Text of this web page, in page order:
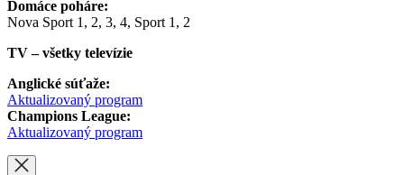
Domáce poháre:
Nova Sport 1, 2, 3, 4, Sport 1, 2
TV – všetky televízie
Anglické súťaže:
Aktualizovaný program
Champions League:
Aktualizovaný program